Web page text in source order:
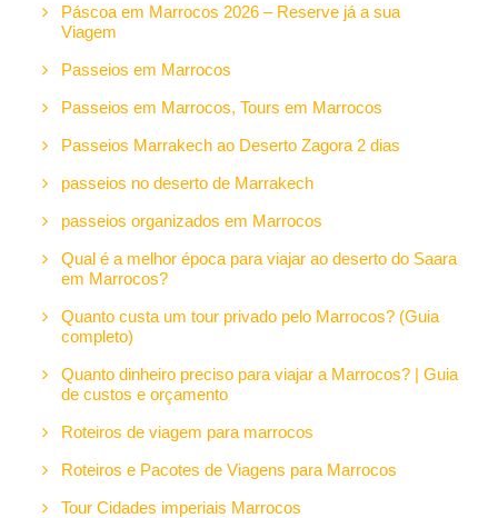
Páscoa em Marrocos 2026 – Reserve já a sua
Viagem
Passeios em Marrocos
Passeios em Marrocos, Tours em Marrocos
Passeios Marrakech ao Deserto Zagora 2 dias
passeios no deserto de Marrakech
passeios organizados em Marrocos
Qual é a melhor época para viajar ao deserto do Saara
em Marrocos?
Quanto custa um tour privado pelo Marrocos? (Guia
completo)
Quanto dinheiro preciso para viajar a Marrocos? | Guia
de custos e orçamento
Roteiros de viagem para marrocos
Roteiros e Pacotes de Viagens para Marrocos
Tour Cidades imperiais Marrocos